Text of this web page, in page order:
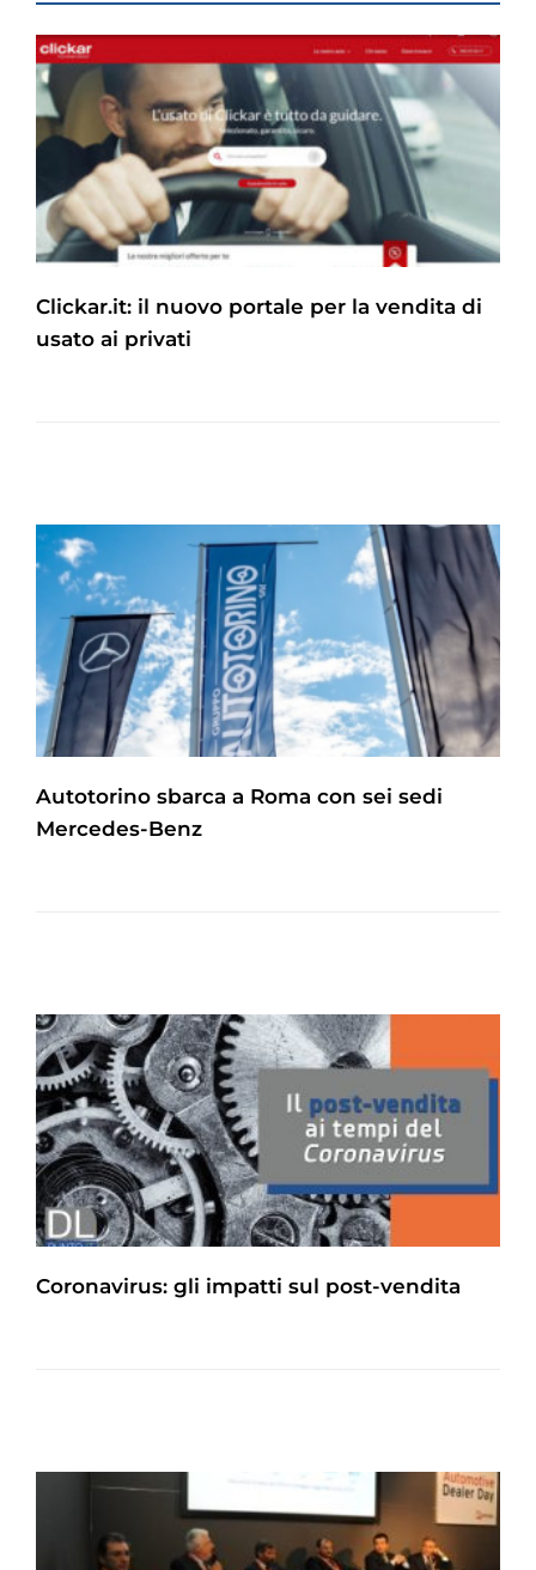
Clickar.it: il nuovo portale per la vendita di
usato ai privati
Autotorino sbarca a Roma con sei sedi
Mercedes-Benz
Coronavirus: gli impatti sul post-vendita